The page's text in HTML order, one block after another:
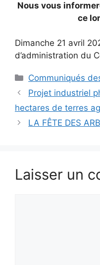
Nous vous
ce
Dimanche 21
d’administration du
Catégories
Communiqués
Projet industriel
hectares de terres
LA FÊTE DES
Laisser un